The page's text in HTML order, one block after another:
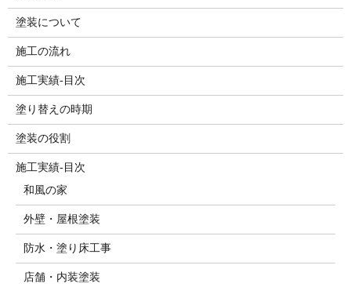
塗装について
施工の流れ
施工実績-目次
塗り替えの時期
塗装の役割
施工実績-目次
和風の家
外壁・屋根塗装
防水・塗り床工事
店舗・内装塗装